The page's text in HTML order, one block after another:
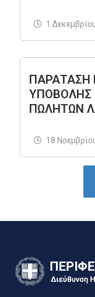
1
ΠΑΡΑΤΑΣΗ
ΥΠΟΒΟΛΗΣ
ΠΩΛΗΤΩΝ
18